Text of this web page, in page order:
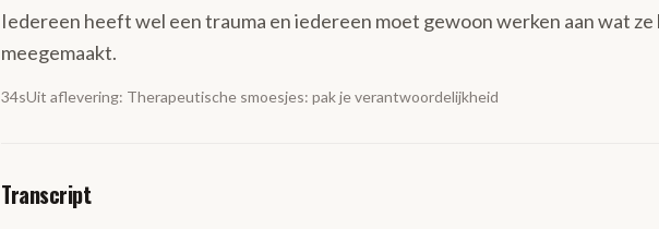
Iedereen heeft wel een trauma en iedereen moet gewoon werken aan wat ze
meegemaakt.
34sUit aflevering: Therapeutische smoesjes: pak je verantwoordelijkheid
Transcript